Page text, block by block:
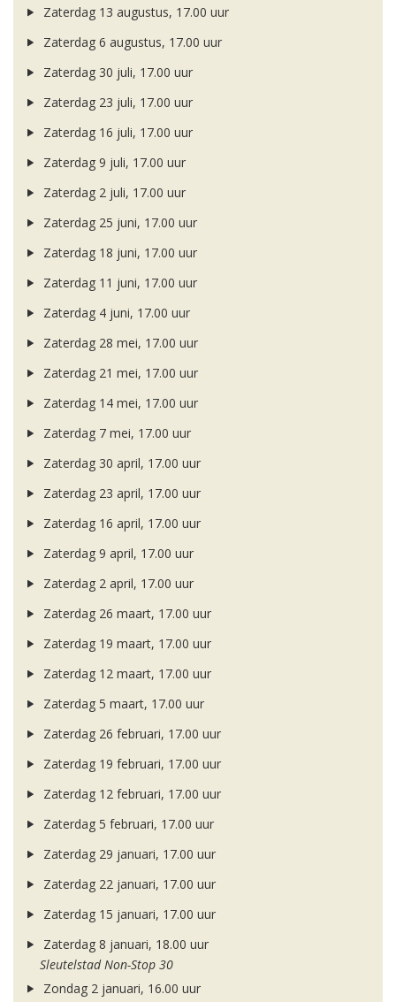
Zaterdag 13 augustus, 17.00 uur
Zaterdag 6 augustus, 17.00 uur
Zaterdag 30 juli, 17.00 uur
Zaterdag 23 juli, 17.00 uur
Zaterdag 16 juli, 17.00 uur
Zaterdag 9 juli, 17.00 uur
Zaterdag 2 juli, 17.00 uur
Zaterdag 25 juni, 17.00 uur
Zaterdag 18 juni, 17.00 uur
Zaterdag 11 juni, 17.00 uur
Zaterdag 4 juni, 17.00 uur
Zaterdag 28 mei, 17.00 uur
Zaterdag 21 mei, 17.00 uur
Zaterdag 14 mei, 17.00 uur
Zaterdag 7 mei, 17.00 uur
Zaterdag 30 april, 17.00 uur
Zaterdag 23 april, 17.00 uur
Zaterdag 16 april, 17.00 uur
Zaterdag 9 april, 17.00 uur
Zaterdag 2 april, 17.00 uur
Zaterdag 26 maart, 17.00 uur
Zaterdag 19 maart, 17.00 uur
Zaterdag 12 maart, 17.00 uur
Zaterdag 5 maart, 17.00 uur
Zaterdag 26 februari, 17.00 uur
Zaterdag 19 februari, 17.00 uur
Zaterdag 12 februari, 17.00 uur
Zaterdag 5 februari, 17.00 uur
Zaterdag 29 januari, 17.00 uur
Zaterdag 22 januari, 17.00 uur
Zaterdag 15 januari, 17.00 uur
Zaterdag 8 januari, 18.00 uur
Sleutelstad Non-Stop 30
Zondag 2 januari, 16.00 uur